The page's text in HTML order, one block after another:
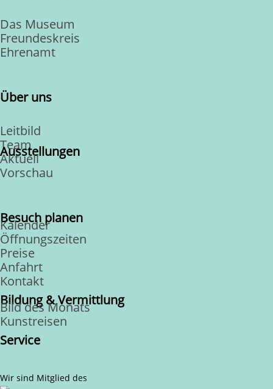
Das Museum
Freundeskreis
Ehrenamt
Über uns
Leitbild
Team
Ausstellungen
Aktuell
Vorschau
Besuch planen
Kalender
Öffnungszeiten
Preise
Anfahrt
Kontakt
Bildung & Vermittlung
Bild des Monats
Kunstreisen
Service
Wir sind Mitglied des